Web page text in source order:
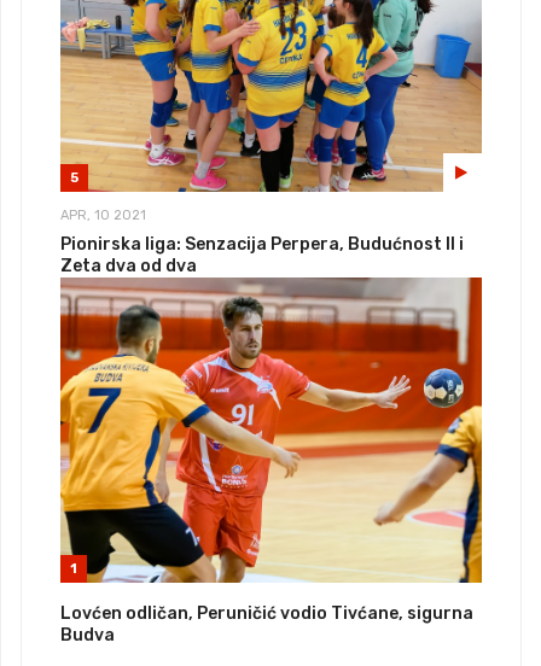
5
APR, 10 2021
Pionirska liga: Senzacija Perpera, Budućnost II i
Zeta dva od dva
1
Lovćen odličan, Peruničić vodio Tivćane, sigurna
Budva